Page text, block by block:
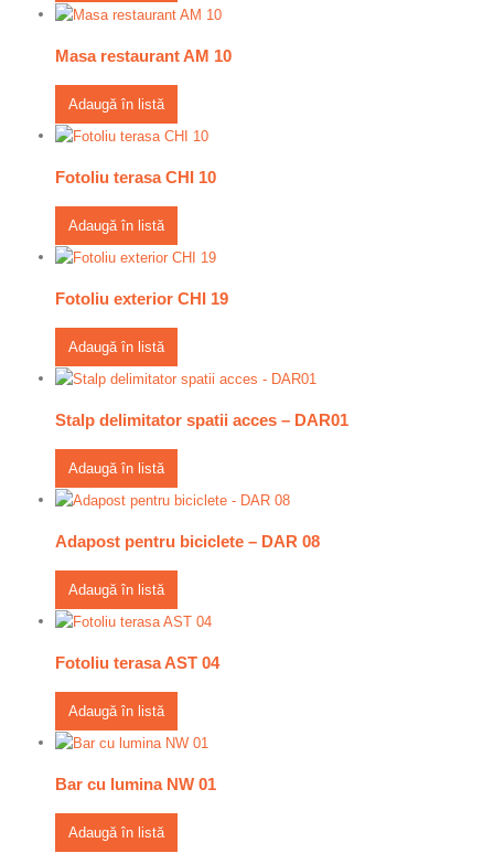
Masa restaurant AM 10
Adaugă în listă
Fotoliu terasa CHI 10
Adaugă în listă
Fotoliu exterior CHI 19
Adaugă în listă
Stalp delimitator spatii acces – DAR01
Adaugă în listă
Adapost pentru biciclete – DAR 08
Adaugă în listă
Fotoliu terasa AST 04
Adaugă în listă
Bar cu lumina NW 01
Adaugă în listă